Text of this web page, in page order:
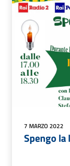
7 MARZO 2022
Spengo